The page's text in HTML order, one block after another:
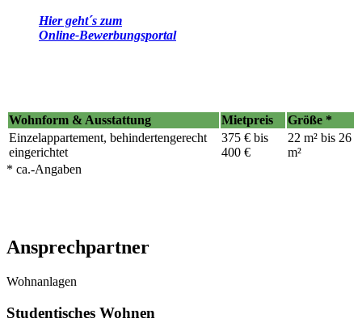
Hier geht´s zum
Online-Bewerbungsportal
Wohnform & Ausstattung Mietpreis
Größe *
Einzelappartement, behindertengerecht
eingerichtet
375 € bis
400 €
22 m² bis 26
m²
* ca.-Angaben
Ansprechpartner
Wohnanlagen
Studentisches Wohnen